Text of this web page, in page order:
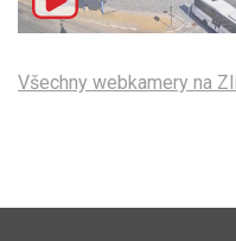
Všechny webkamery na